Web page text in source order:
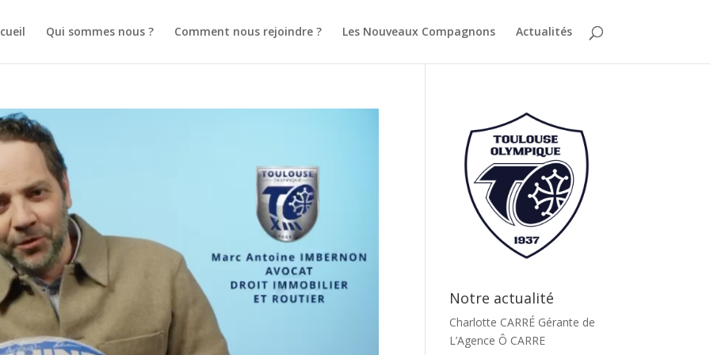
Qui sommes nous ? Comment nous rejoindre ? Les Nouveaux Compagnons Actualités
Notre actualité
Charlotte CARRÉ Gérante de
L’Agence Ô CARRE